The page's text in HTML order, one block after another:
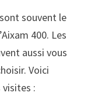
souvent le
400. Les
aussi vous
Voici
: